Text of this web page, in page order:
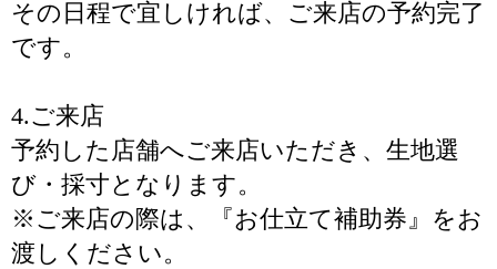
その日程で宜しければ、ご来店の予約完了
です。
4.ご来店
予約した店舗へご来店いただき、生地選
び・採寸となります。
※ご来店の際は、『お仕立て補助券』をお
渡しください。